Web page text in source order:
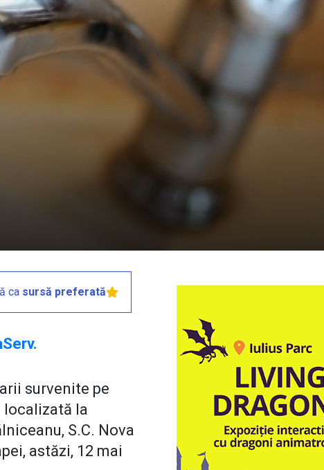
ca sursă preferată
survenite pe
localizată la
S.C. Nova
astăzi, 12 mai